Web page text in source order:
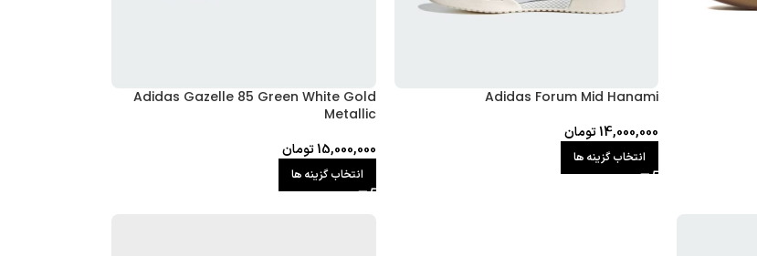
Adidas Forum Mid Hanami
14,000,000تومان
انتخاب گزینه ها
Adidas Gazelle 85 Green White Gold
Metallic
15,000,000تومان
انتخاب گزینه ها